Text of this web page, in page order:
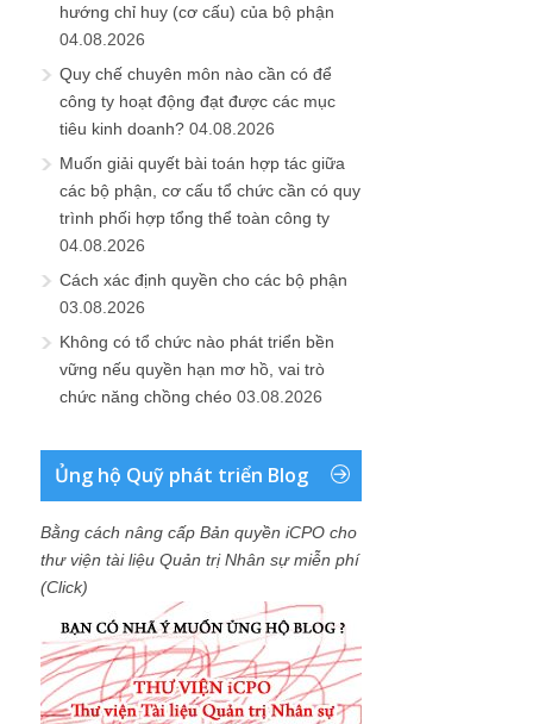
hướng chỉ huy (cơ cấu) của bộ phận
04.08.2026
Quy chế chuyên môn nào cần có để
công ty hoạt động đạt được các mục
tiêu kinh doanh? 04.08.2026
Muốn giải quyết bài toán hợp tác giữa
các bộ phận, cơ cấu tổ chức cần có quy
trình phối hợp tổng thể toàn công ty
04.08.2026
Cách xác định quyền cho các bộ phận
03.08.2026
Không có tổ chức nào phát triển bền
vững nếu quyền hạn mơ hồ, vai trò
chức năng chồng chéo 03.08.2026
Ủng hộ Quỹ phát triển Blog
Bằng cách nâng cấp Bản quyền iCPO cho
thư viện tài liệu Quản trị Nhân sự miễn phí
(Click)